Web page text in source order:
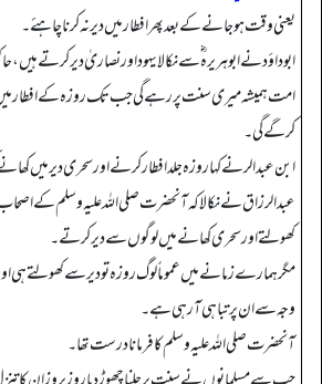
یعنی وقت ہو جانے کے بعد پھر افطار میں دیر نہ کرنا چاہئے۔
ابوداؤد نے ابوہریرہ ؓ سے نکالا یہود اور نصاریٰ دیر کرتے
امت ہمیشہ میری سنت پر رہے گی جب تک روزہ کے افطار میں
کرگے گی۔
ابن عبدالر نے کہا روزہ جلد افطار کرنے اور سحری دیر میں
عبدالرزاق نے نکالا کہ آنحضرت صلی اللہ علیہ وسلم کے
کھولتے اور سحری کھانے میں لوگوں سے دیر کرتے۔
مگر ہمارے زمانے میں عموماً لوگ روزہ تو دیر سے کھولتے ہی
وجہ سے ان پر تباہی آرہی ہے۔
آنحضرت صلی اللہ علیہ وسلم کا فرمانا درست تھا۔